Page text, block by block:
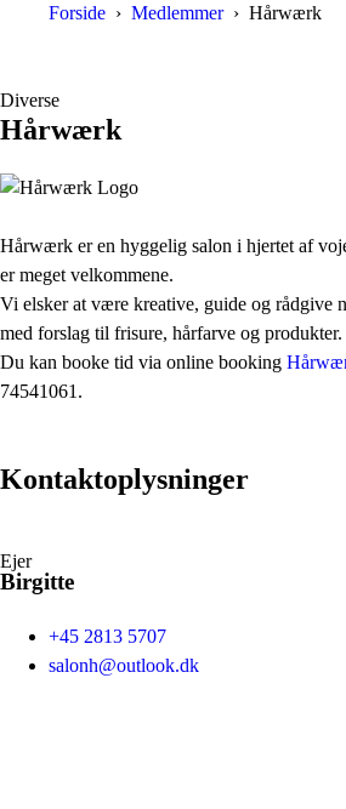
Forside Medlemmer Hårwærk
Diverse
Hårwærk
Hårwærk er en hyggelig salon i hjertet af
er meget velkommene.
Vi elsker at være kreative, guide og rådgive
med forslag til frisure, hårfarve og produkter.
Du kan booke tid via online booking
74541061.
Kontaktoplysninger
Ejer
Birgitte
+45 2813 5707
salonh@outlook.dk